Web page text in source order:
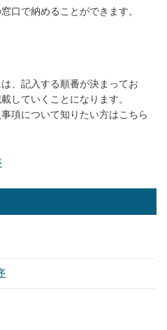
口で納めることができます。
、記入する順番が決まってお
していくことになります。
項について知りたい方はこちら